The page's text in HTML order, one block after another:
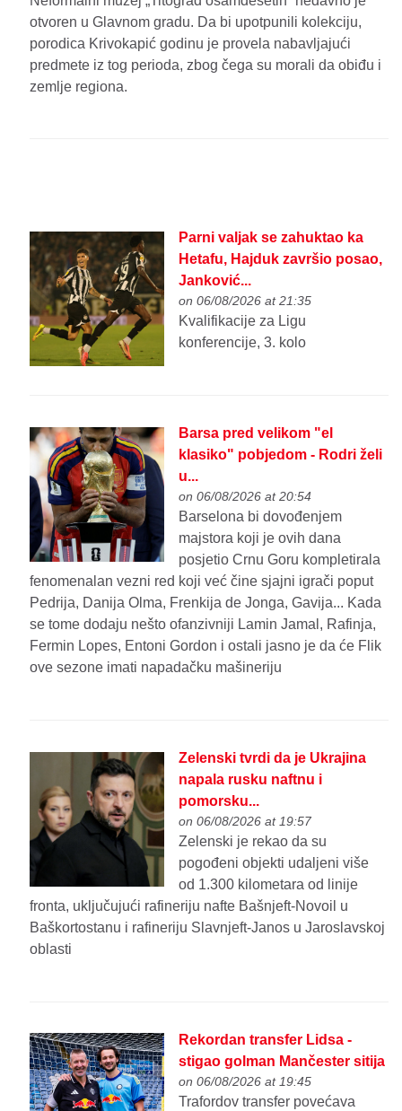
otvoren u Glavnom gradu. Da bi upotpunili kolekciju,
porodica Krivokapić godinu je provela nabavljajući
predmete iz tog perioda, zbog čega su morali da obiđu i
zemlje regiona.
Parni valjak se zahuktao ka
Hetafu, Hajduk završio posao,
Janković...
on 06/08/2026 at 21:35
Kvalifikacije za Ligu
konferencije, 3. kolo
Barsa pred velikom "el
klasiko" pobjedom - Rodri želi
u...
on 06/08/2026 at 20:54
Barselona bi dovođenjem
majstora koji je ovih dana
posjetio Crnu Goru kompletirala
fenomenalan vezni red koji već čine sjajni igrači poput
Pedrija, Danija Olma, Frenkija de Jonga, Gavija... Kada
se tome dodaju nešto ofanzivniji Lamin Jamal, Rafinja,
Fermin Lopes, Entoni Gordon i ostali jasno je da će Flik
ove sezone imati napadačku mašineriju
Zelenski tvrdi da je Ukrajina
napala rusku naftnu i
pomorsku...
on 06/08/2026 at 19:57
Zelenski je rekao da su
pogođeni objekti udaljeni više
od 1.300 kilometara od linije
fronta, uključujući rafineriju nafte Bašnjeft-Novoil u
Baškortostanu i rafineriju Slavnjeft-Janos u Jaroslavskoj
oblasti
Rekordan transfer Lidsa -
stigao golman Mančester sitija
on 06/08/2026 at 19:45
Trafordov transfer povećava